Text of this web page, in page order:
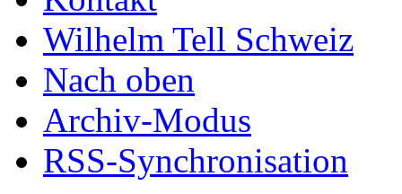
Wilhelm Tell Schweiz
Nach oben
Archiv-Modus
RSS-Synchronisation